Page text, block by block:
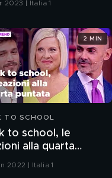
2023 | Italia 1
TO SCHOOL
to school, le
alla quarta
2022 | Italia 1
2 MIN